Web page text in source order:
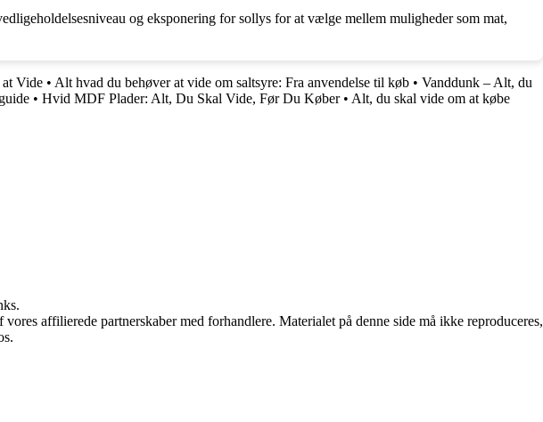
og eksponering for sollys for at vælge mellem muligheder som mat,
Vide • Alt hvad du behøver at vide om saltsyre: Fra anvendelse til køb • Vanddunk – Alt, du
• Hvid MDF Plader: Alt, Du Skal Vide, Før Du Køber• Alt, du skal vide om at købe
affilierede partnerskaber med forhandlere. Materialet på denne side må ikke reproduceres,